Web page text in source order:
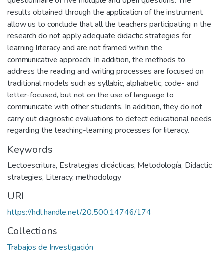
results obtained through the application of the instrument
allow us to conclude that all the teachers participating in the
research do not apply adequate didactic strategies for
learning literacy and are not framed within the
communicative approach; In addition, the methods to
address the reading and writing processes are focused on
traditional models such as syllabic, alphabetic, code- and
letter-focused, but not on the use of language to
communicate with other students. In addition, they do not
carry out diagnostic evaluations to detect educational needs
regarding the teaching-learning processes for literacy.
Keywords
Lectoescritura, Estrategias didácticas, Metodología, Didactic
strategies, Literacy, methodology
URI
https://hdl.handle.net/20.500.14746/174
Collections
Trabajos de Investigación